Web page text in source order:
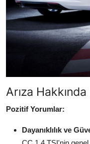
Arıza Hakkında
Pozitif Yorumlar:
Dayanıklılık ve